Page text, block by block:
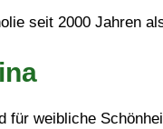
seit 2000 Jahren
für weibliche